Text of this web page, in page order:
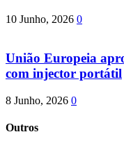
10 Junho, 2026 0
União Europeia
com injector portátil
8 Junho, 2026 0
Outros